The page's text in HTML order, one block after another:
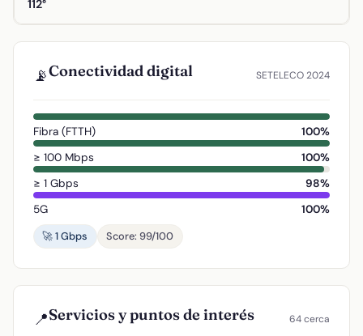
112°
📡Conectividad digital SETELECO 2024
Fibra (FTTH)
100%
≥ 100 Mbps
100%
≥ 1 Gbps
98%
5G
100%
🚀 1 Gbps
Score: 99/100
📍Servicios y puntos de interés 64 cerca